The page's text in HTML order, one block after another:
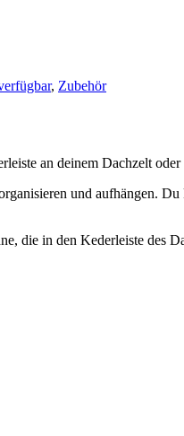
, Zubehör
an deinem Dachzelt oder
und aufhängen.
die in den Kederleiste des